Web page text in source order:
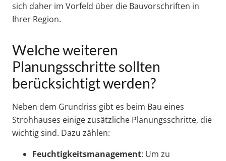
sich daher im Vorfeld über die Bauvorschriften in
Ihrer Region.
Welche weiteren
Planungsschritte sollten
berücksichtigt werden?
Neben dem Grundriss gibt es beim Bau eines
Strohhauses einige zusätzliche Planungsschritte, die
wichtig sind. Dazu zählen:
Feuchtigkeitsmanagement: Um zu